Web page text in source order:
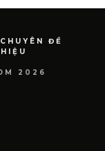
CHUYÊN ĐỀ
2026